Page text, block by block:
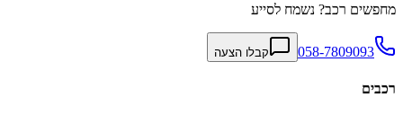
מחפשים רכב? נשמח לסייע
058-7809093 קבלו הצעה
רכבים